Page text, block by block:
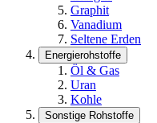
Graphit
Vanadium
Seltene Erden
Energierohstoffe
Öl & Gas
Uran
Kohle
Sonstige Rohstoffe